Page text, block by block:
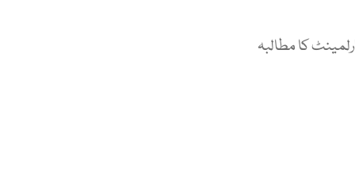
کا مطالبہ